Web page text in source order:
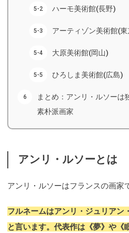
ハーモ美術館(長野)
アーティゾン美術館(
大原美術館(岡山)
ひろしま美術館(広島)
まとめ：アンリ・ルソーは
素朴派画家
アンリ・ルソーとは
アンリ・ルソーはフランスの画家
フルネームはアンリ・ジュリアン
と言います。代表作は《夢》や《